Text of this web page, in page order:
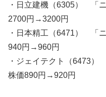
・日立建機（6305） 「
2700円→3200円
・日本精工（6471） 「
940円→960円
・ジェイテクト（6473
株価890円→920円